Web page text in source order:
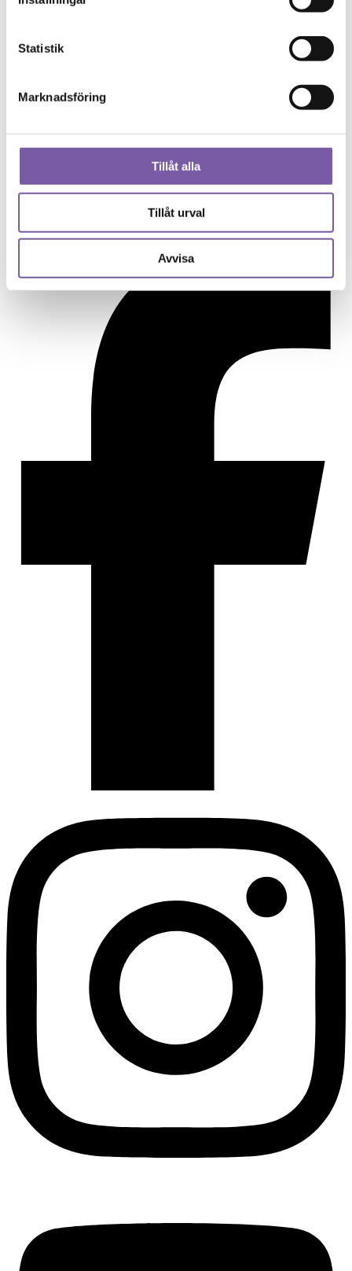
Statistik
Marknadsföring
Tillåt alla
Tillåt urval
Avvisa
Låt tvålen torka mellan användningarna eller investera i två tvålar
Ytterligare detaljerad information om varje tvål hittar du underTvål
Kontakt & Öppettider
FAQ
Jobba hos oss